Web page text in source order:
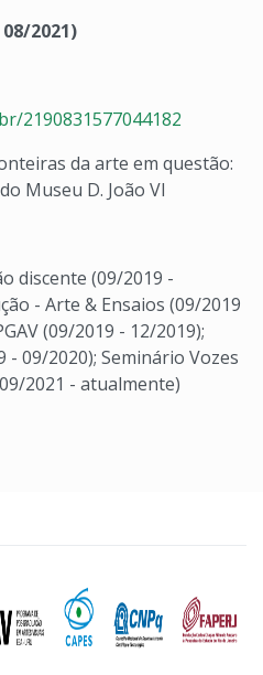
2021)
2190831577044182
da arte em questão:
Museu D. João VI
discente (09/2019 -
- Arte & Ensaios (09/2019
(09/2019 - 12/2019);
- 09/2020); Seminário Vozes
2021 - atualmente)